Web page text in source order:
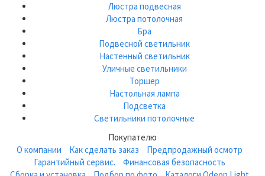
Люстра подвесная
Люстра потолочная
Бра
Подвесной светильник
Настенный светильник
Уличные светильники
Торшер
Настольная лампа
Подсветка
Светильники потолочные
Покупателю
О компании
Как сделать заказ
Предпродажный осмотр
Гарантийный сервис.
Финансовая безопасность